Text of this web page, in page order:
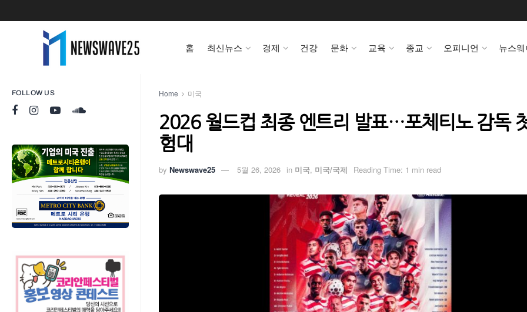
FOLLOW US
홈 최신뉴스 경제 건강 문화 교육 종교 오피니언 뉴스
Home 미국
2026 월드컵 최종 엔트리 발표…포체티노 감독
험대
by Newswave25 5월 26, 2026 in 미국, 미국/국제 Reading Time: 1 min read